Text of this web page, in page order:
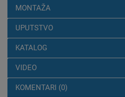
MONTAŽA
UPUTSTVO
KATALOG
VIDEO
KOMENTARI (0)